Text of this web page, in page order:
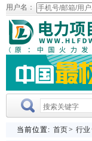
用户名：
当前位置: 首页> 行业